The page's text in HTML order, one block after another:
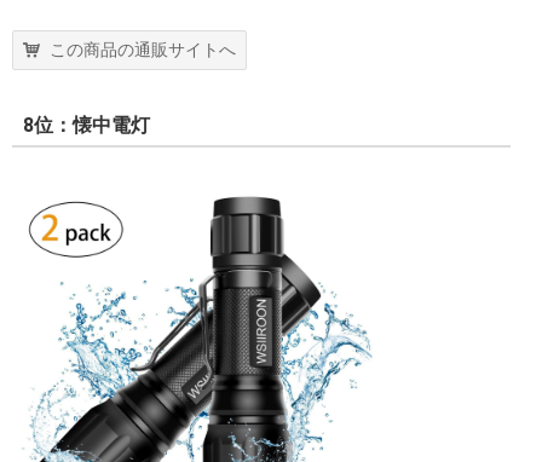
この商品の通販サイトへ
8位：懐中電灯